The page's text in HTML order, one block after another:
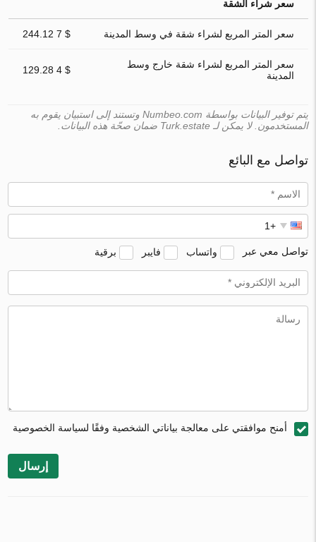
سعر شراء الشقة
سعر المتر المربع لشراء شقة في وسط المدينة $ 7 244.12
سعر المتر المربع لشراء شقة خارج وسط
المدينة
$ 4 129.28
يتم توفير البيانات بواسطة Numbeo.com وتستند إلى استبيان يقوم به
المستخدمون. لا يمكن لـ Turk.estate ضمان صحّة هذه البيانات.
تواصل مع البائع
تواصل معي عبر واتساب فايبر برقية
أمنح موافقتي على معالجة بياناتي الشخصية وفقًا لسياسة الخصوصية
إرسال